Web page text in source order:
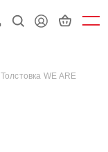
Толстовка WE ARE